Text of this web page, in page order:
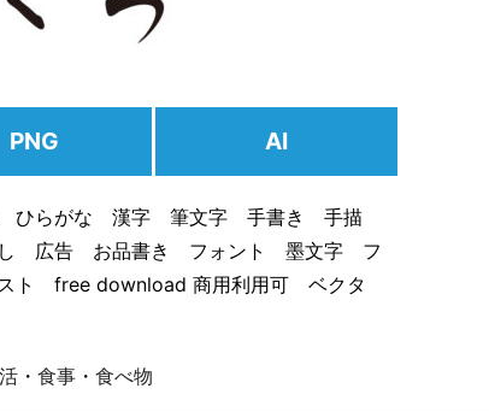
PNG AI
らがな 漢字 筆文字 手書き 手描
告 お品書き フォント 墨文字 フ
ト free download 商用利用可 ベクタ
・食事 ・食べ物